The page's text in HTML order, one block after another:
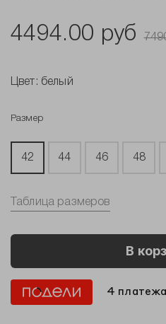
4494.00 руб
Цвет: белый
Таблица размеров
В
4
Размер
42 44 46 48